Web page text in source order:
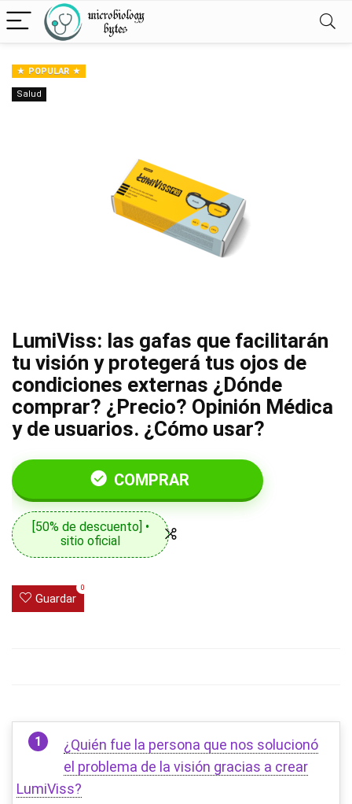
POPULAR
Salud
LumiViss: las gafas que facilitarán
tu visión y protegerá tus ojos de
condiciones externas ¿Dónde
comprar? ¿Precio? Opinión Médica
y de usuarios. ¿Cómo usar?
COMPRAR
[50% de descuento] •
sitio oficial
Guardar
0
¿Quién fue la persona que nos solucionó
el problema de la visión gracias a crear
LumiViss?